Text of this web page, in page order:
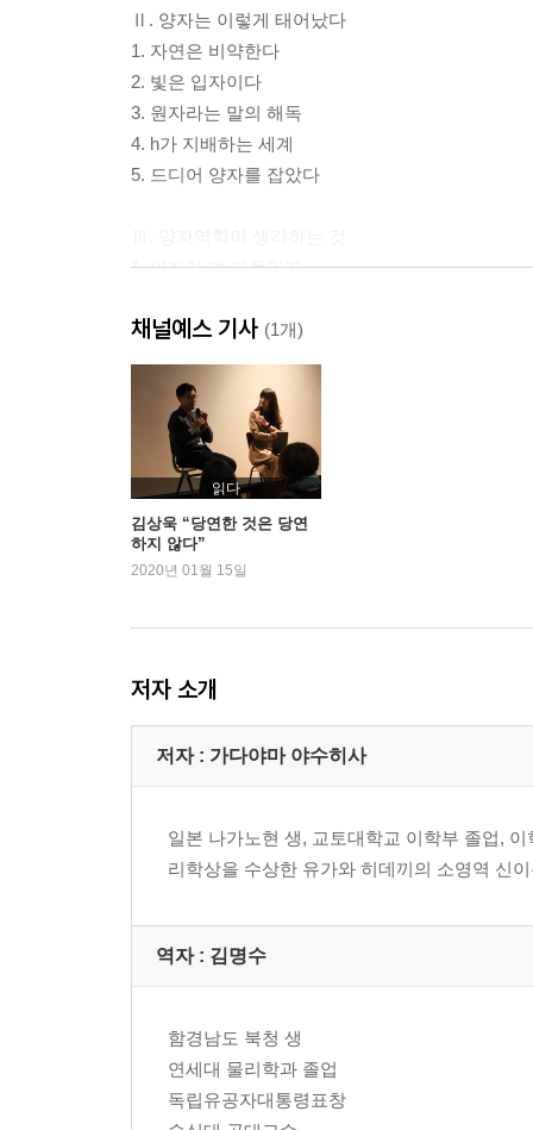
Ⅱ. 양자는 이렇게 태어났다
1. 자연은 비약한다
2. 빛은 입자이다
3. 원자라는 말의 해독
4. h가 지배하는 세계
5. 드디어 양자를 잡았다
1. 양자가 왜 파동인가
3. 양자의 지도
4. 인과와 양자역학
Ⅳ. 양자는 과학을 연결한다
1. 주기율표의 이론적 해명
2. 화학은 전자에 지배되었다
3. 고체 속의 바다
4. 원자핵 속으로
3. 극저온의 세계
4. 초고온의 세계
채널예스 기사 (1개)
읽다
김상욱 “당연한 것은 당연
하지 않다”
2020년 01월 15일
저자 소개
저자 : 가다야마 야수히사
일본 나가노현 생, 교토대학교 이학부 졸업,
리학상을 수상한 유가와 히데끼의 소영역 신
역자 : 김명수
함경남도 북청 생
연세대 물리학과 졸업
독립유공자대통령표창